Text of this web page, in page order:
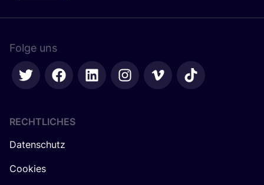
Folge uns
RECHTLICHES
Datenschutz
Cookies